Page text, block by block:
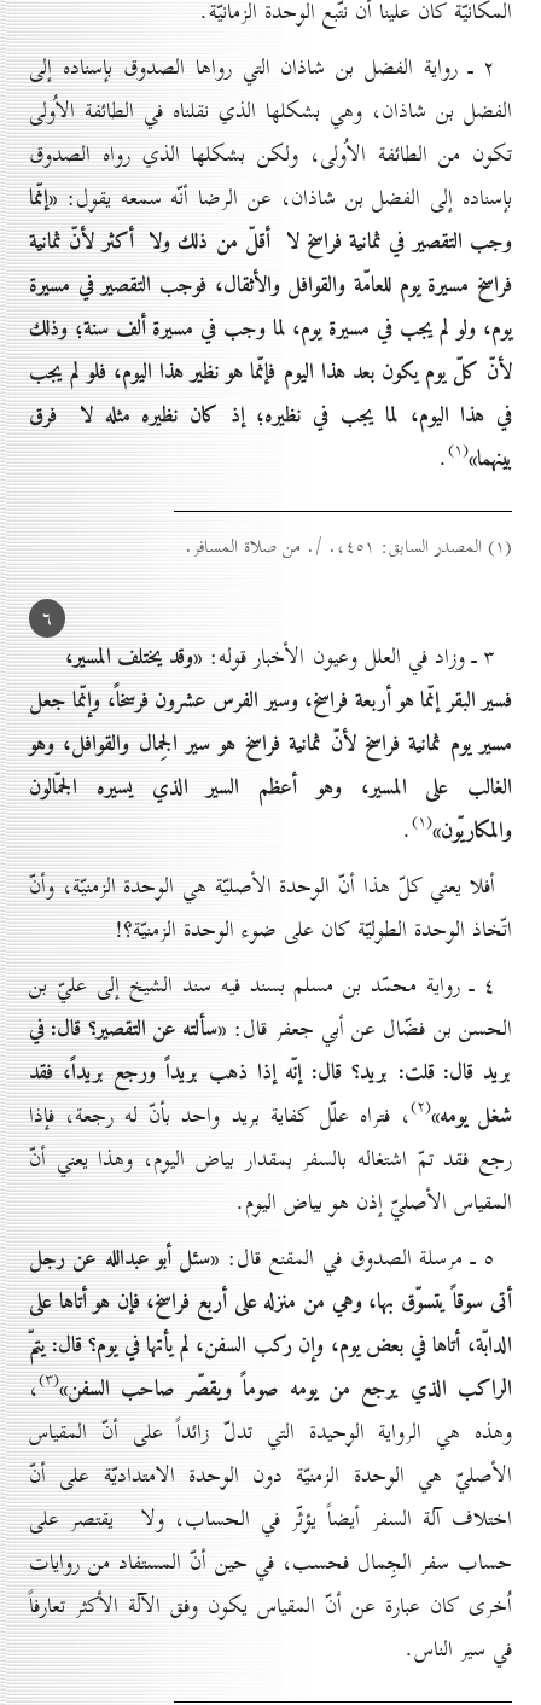
المكانيّة كان علينا أن نتّبع الوحدة الزمانيّة.
۲ ـ رواية الفضل بن شاذان التي رواها الصدوق بإسناده إلى
الفضل بن شاذان، وهي بشكلها الذي نقلناه في الطائفة الاُولى
تكون من الطائفة الاُولى، ولكن بشكلها الذي رواه الصدوق
بإسناده إلى الفضل بن شاذان، عن الرضا أنّه سمعه يقول:«إنّما
وجب التقصير في ثمانية فراسخ لا أقلّ من ذلك ولا أكثر لأنّ ثمانية
فراسخ مسيرة يوم للعامّة والقوافل والأثقال، فوجب التقصير في مسيرة
يوم، ولو لم يجب في مسيرة يوم، لما وجب في مسيرة ألف سنة؛ وذلك
لأنّ كلّ يوم يكون بعد هذا اليوم فإنّما هو نظير هذا اليوم، فلو لم يجب
في هذا اليوم، لما يجب في نظيره؛ إذ كان نظيره مثله لا فرق
بينهما»(۱) .
(۱) المصدر السابق: ٤٥۱،. /. من صلاة المسافر.
٦
۳ ـ وزاد في العلل وعيون الأخبار قوله:
«وقد يختلف المسير،
فسير البقر إنّما هو أربعة فراسخ، وسير الفرس عشرون فرسخاً، وإنّما جعل
مسير يوم ثمانية فراسخ لأنّ ثمانية فراسخ هو سير الجِمال والقوافل، وهو
الغالب على المسير، وهو أعظم السير الذي يسيره الجمّالون
والمكاريّون»(۱) .
أفلا يعني كلّ هذا أنّ الوحدة الأصليّة هي الوحدة الزمنيّة، وأنّ
اتّخاذ الوحدة الطوليّة كان على ضوء الوحدة الزمنيّة؟!
٤ ـ رواية محمّد بن مسلم بسند فيه سند الشيخ إلى عليّ بن
الحسن بن فضّال عن أبي جعفر قال: «سألته عن التقصير؟ قال: في
بريد قال: قلت: بريد؟ قال: إنّه إذا ذهب بريداً ورجع بريداً، فقد
شغل يومه»(۲) ، فتراه علّل كفاية بريد واحد بأنّ له رجعة، فإذا
رجع فقد تمّ اشتغاله بالسفر بمقدار بياض اليوم، وهذا يعني أنّ
المقياس الأصليّ إذن هو بياض اليوم.
٥ ـ مرسلة الصدوق في المقنع قال:
«سئل أبو عبدالله عن رجل
أتى سوقاً يتسوّق بها، وهي من منزله على أربع فراسخ، فإن هو أتاها على
الدابّة، أتاها في بعض يوم، وإن ركب السفن، لم يأتها في يوم؟ قال: يتمّ
الراكب الذي يرجع من يومه صوماً ويقصّر صاحب السفن»(۳) ،
وهذه هي الرواية الوحيدة التي تدلّ زائداً على أنّ المقياس
الأصليّ هي الوحدة الزمنيّة دون الوحدة الامتداديّة على أنّ
اختلاف آلة السفر أيضاً يؤثّر في الحساب، ولا يقتصر على
حساب سفر الجِمال فحسب، في حين أنّ المستفاد من روايات
اُخرى كان عبارة عن أنّ المقياس يكون وفق الآلة الأكثر تعارفاً
في سير الناس.